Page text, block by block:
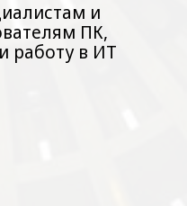
и
ПК,
работу в ИТ